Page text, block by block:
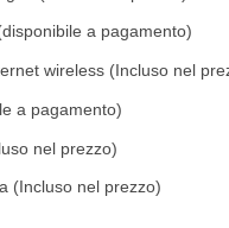
a pagamento)
wireless (Incluso nel
a pagamento)
nel prezzo)
(Incluso nel prezzo)